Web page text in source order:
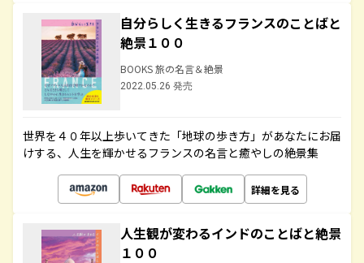
自分らしく生きるフランスのことばと
絶景１００
BOOKS 旅の名言＆絶景
2022.05.26 発売
世界を４０年以上歩いてきた「地球の歩き方」があなたにお届
けする、人生を輝かせるフランスの名言と癒やしの絶景集
詳細を見る
人生観が変わるインドのことばと絶景
１００